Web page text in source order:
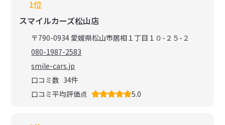
1位
スマイルカーズ松山店
〒790-0934 愛媛県松山市居相１丁目１０-２５-２
080-1987-2583
smile-cars.jp
口コミ数 34件
口コミ平均評価点
5.0